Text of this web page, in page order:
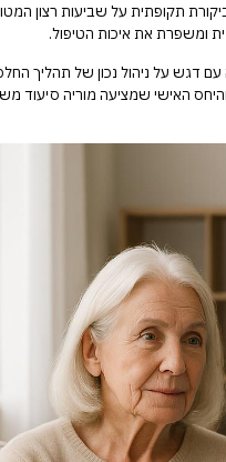
תקופתית על שביעות רצון
ומשפרת את איכות הטיפול.
עם דגש על ניהול נכון של
האישי שמציעה מוריה